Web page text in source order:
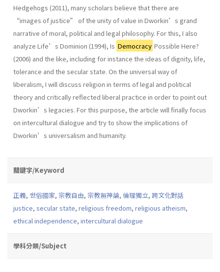
Hedgehogs (2011), many scholars believe that there are
“images of justice” of the unity of value in Dworkin’s grand
narrative of moral, political and legal philosophy. For this, I also
analyze Life’s Dominion (1994), Is Democracy Possible Here?
(2006) and the like, including for instance the ideas of dignity, life,
tolerance and the secular state. On the universal way of
liberalism, I will discuss religion in terms of legal and political
theory and critically reflected liberal practice in order to point out
Dworkin’s legacies. For this purpose, the article will finally focus
on intercultural dialogue and try to show the implications of
Dworkin’s universalism and humanity.
關鍵字/Keyword
正義, 世俗國家, 宗教自由, 宗教無神論, 倫理獨立, 跨文化對話
justice, secular state, religious freedom, religious atheism,
ethical independence, intercultural dialogue
學科分類/Subject